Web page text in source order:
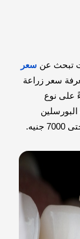
تبحث عن سعر
سعر زراعة
على نوع
البورسلين